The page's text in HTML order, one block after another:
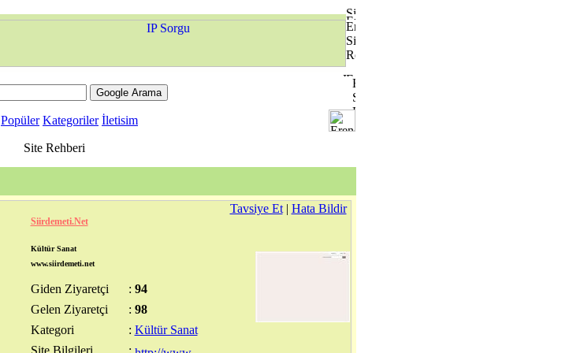
Popüler Kategoriler İletisim
Site Rehberi
Tavsiye Et| Hata Bildir
Siirdemeti.Net
Kültür Sanat
www.siirdemeti.net
Giden Ziyaretçi : 94
Gelen Ziyaretçi
: 98
Kategori
: Kültür Sanat
Site Bilgileri
: